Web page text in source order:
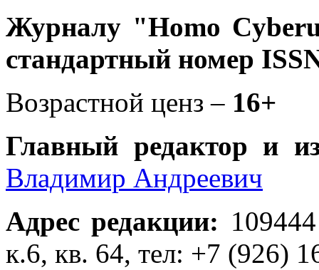
Журналу "Homo
стандартный номер
Возрастной ценз – 16+
Главный редактор и
Владимир Андреевич
Адрес редакции:
к.6, кв. 64, тел: +7 (926)